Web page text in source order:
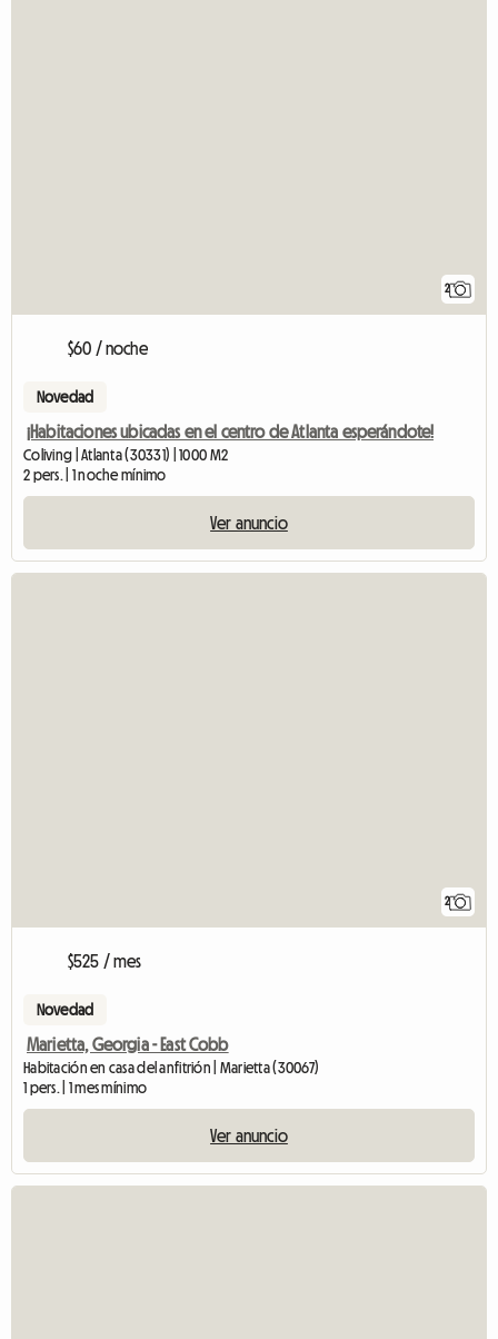
2
$60 / noche
Novedad
¡Habitaciones ubicadas en el centro de Atlanta esperándote!
Coliving | Atlanta (30331) | 1000 M2
2 pers. | 1 noche mínimo
Ver anuncio
2
$525 / mes
Novedad
Marietta, Georgia - East Cobb
Habitación en casa del anfitrión | Marietta (30067)
1 pers. | 1 mes mínimo
Ver anuncio